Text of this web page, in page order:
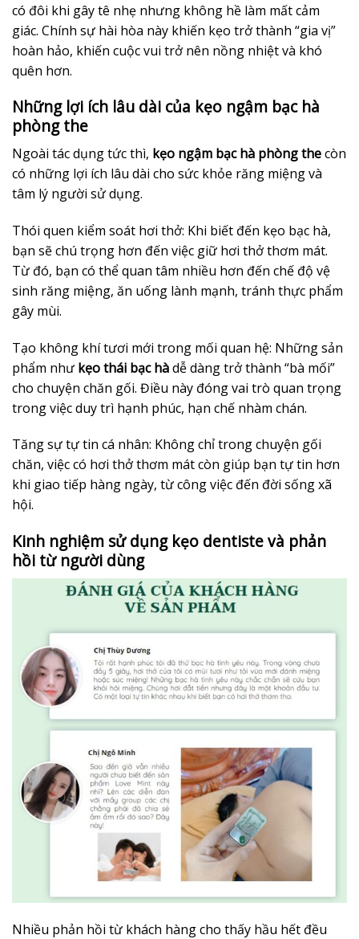
có đôi khi gây tê nhẹ nhưng không hề làm mất cảm
giác. Chính sự hài hòa này khiến kẹo trở thành “gia vị”
hoàn hảo, khiến cuộc vui trở nên nồng nhiệt và khó
quên hơn.
Những lợi ích lâu dài của kẹo ngậm bạc hà
phòng the
Ngoài tác dụng tức thì, kẹo ngậm bạc hà phòng thecòn
có những lợi ích lâu dài cho sức khỏe răng miệng và
tâm lý người sử dụng.
Thói quen kiểm soát hơi thở: Khi biết đến kẹo bạc hà,
bạn sẽ chú trọng hơn đến việc giữ hơi thở thơm mát.
Từ đó, bạn có thể quan tâm nhiều hơn đến chế độ vệ
sinh răng miệng, ăn uống lành mạnh, tránh thực phẩm
gây mùi.
Tạo không khí tươi mới trong mối quan hệ: Những sản
phẩm như kẹo thái bạc hàdễ dàng trở thành “bà mối”
cho chuyện chăn gối. Điều này đóng vai trò quan trọng
trong việc duy trì hạnh phúc, hạn chế nhàm chán.
Tăng sự tự tin cá nhân: Không chỉ trong chuyện gối
chăn, việc có hơi thở thơm mát còn giúp bạn tự tin hơn
khi giao tiếp hàng ngày, từ công việc đến đời sống xã
hội.
Kinh nghiệm sử dụng kẹo dentiste và phản
hồi từ người dùng
Nhiều phản hồi từ khách hàng cho thấy hầu hết đều